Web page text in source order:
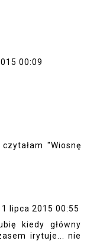
00:09
"Wiosnę
lipca 2015 00:55
kiedy główny
irytuje... nie